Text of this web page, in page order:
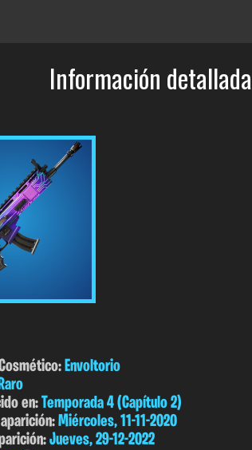
Información
Envoltorio
en:Temporada 4 (Capítulo 2)
Miércoles, 11-11-2020
Jueves, 29-12-2022